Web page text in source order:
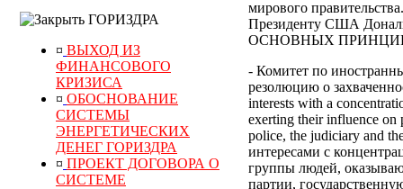
ГОРИЗДРА
¤ ВЫХОД ИЗ
ФИНАНСОВОГО
КРИЗИСА
¤ ОБОСНОВАНИЕ
СИСТЕМЫ
ЭНЕРГЕТИЧЕСКИХ
ДЕНЕГ ГОРИЗДРА
¤ ПРОЕКТ ДОГОВОРА О
СИСТЕМЕ
мирового
Президенту США
ОСНОВНЫХ
- Комитет по
резолюцию о
interests with a
exerting their influence on
police, the judiciary and
интересами с
группы людей,
партии,